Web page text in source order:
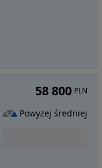
58 800 PLN
Powyżej średniej